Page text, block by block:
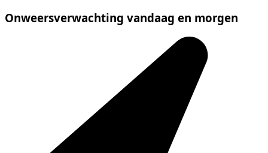
Onweersverwachting vandaag en morgen